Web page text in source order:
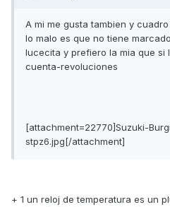
A mi me gusta tambien y
lo malo es que no tiene
lucecita y prefiero la mia que si
cuenta-revoluciones
[attachment=22770]Suzuki-
stpz6.jpg[/attachment]
+ 1 un reloj de temperatura es un